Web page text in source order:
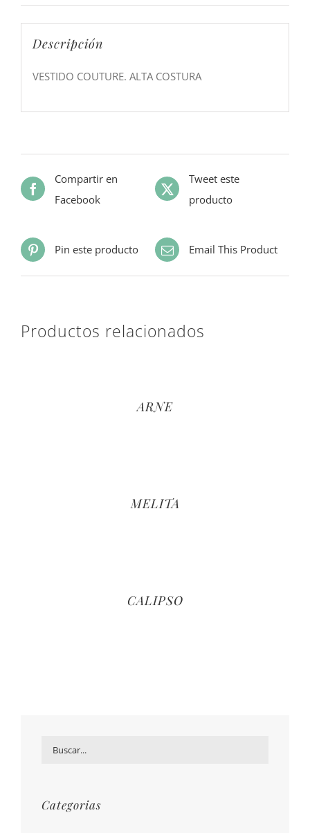
Descripción
VESTIDO COUTURE. ALTA COSTURA
Compartir en
Facebook
Tweet este
producto
Pin este producto Email This Product
Productos relacionados
ARNE
MELITA
CALIPSO
Categorias